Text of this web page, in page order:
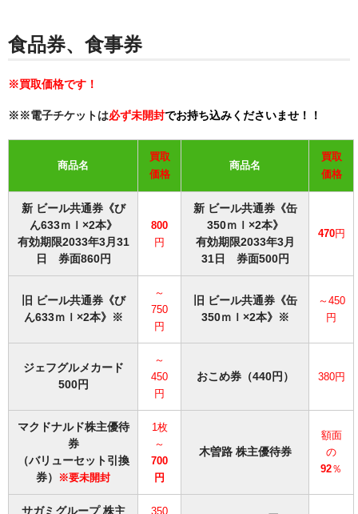
食品券、食事券
※買取価格です！
※※電子チケットは必ず未開封でお持ち込みくださいませ！！
商品名
買取
価格
商品名
買取
価格
新 ビール共通券《び
ん633ｍｌ×2本》
有効期限2033年3月31
日 券面860円
800
円
新 ビール共通券《缶
350ｍｌ×2本》
有効期限2033年3月
31日 券面500円
470円
旧 ビール共通券《び
ん633ｍｌ×2本》※
～
750
円
旧 ビール共通券《缶
350ｍｌ×2本》※
～450
円
ジェフグルメカード
500円
～
450
円
おこめ券（440円） 380円
マクドナルド株主優待
券
（バリューセット引換
券）
※要未開封
1枚
～
700
円
木曽路 株主優待券
額面
の
92％
サガミグループ 株主 350